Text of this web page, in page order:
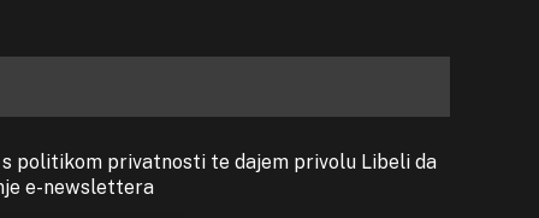
politikom privatnosti te dajem privolu Libeli da
e-newslettera